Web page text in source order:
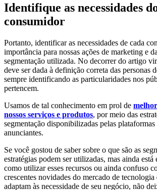
Identifique as necessidades
consumidor
Portanto, identificar as necessidades de cada
importância para nossas ações de marketing e
segmentação utilizada. No decorrer do artigo
deve ser dada à definição correta das personas
sempre identificando as particularidades nos
pertencem.
Usamos de tal conhecimento em prol de
nossos serviços e produtos, por meio das
segmentação disponibilizadas pelas
anunciantes.
Se você gostou de saber sobre o que são as
estratégias podem ser utilizadas, mas ainda
como utilizar esses recursos ou ainda confuso
crescentes novidades do mercado de tecnologia
adaptam às necessidade de seu negócio, não